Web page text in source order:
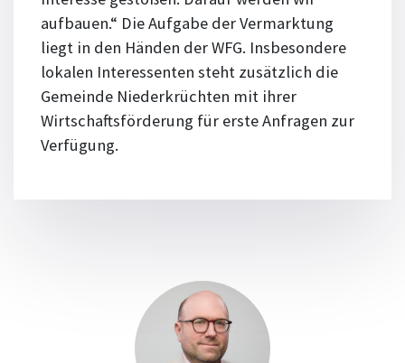
aufbauen.“ Die Aufgabe der Vermarktung
liegt in den Händen der WFG. Insbesondere
lokalen Interessenten steht zusätzlich die
Gemeinde Niederkrüchten mit ihrer
Wirtschaftsförderung für erste Anfragen zur
Verfügung.